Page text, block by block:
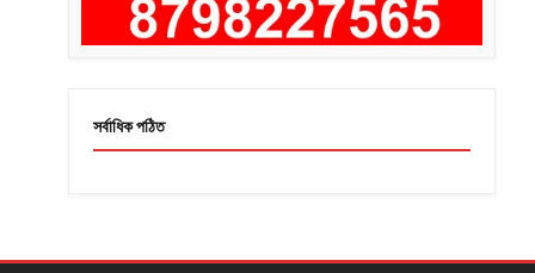
সর্বাধিক পঠিত